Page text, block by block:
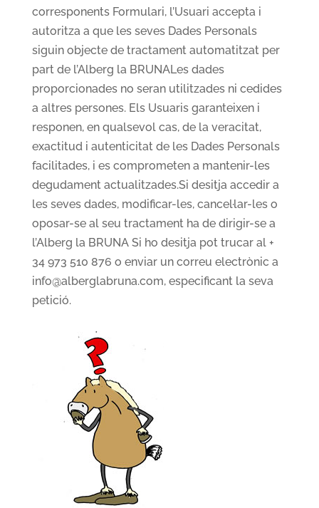
corresponents Formulari, l’Usuari accepta i
autoritza a que les seves Dades Personals
siguin objecte de tractament automatitzat per
part de l’Alberg la BRUNALes dades
proporcionades no seran utilitzades ni cedides
a altres persones. Els Usuaris garanteixen i
responen, en qualsevol cas, de la veracitat,
exactitud i autenticitat de les Dades Personals
facilitades, i es comprometen a mantenir-les
degudament actualitzades.Si desitja accedir a
les seves dades, modificar-les, cancel·lar-les o
oposar-se al seu tractament ha de dirigir-se a
l’Alberg la BRUNA Si ho desitja pot trucar al +
34 973 510 876 o enviar un correu electrònic a
info@alberglabruna.com, especificant la seva
petició.